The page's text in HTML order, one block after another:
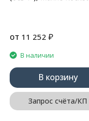
от 11 252 ₽
В наличии
В корзину
Запрос счёта/КП